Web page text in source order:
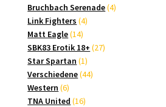
Produkte
Bruchbach Serenade 44
Link Fighters 44
Matt Eagle 1414
Produkte
SBK83 Erotik 18+ 2727
Star Spartan 11
Produkt
Verschiedene 4444
Western 66
Produkte
TNA United 1616